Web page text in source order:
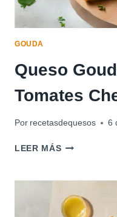
GOUDA
Queso
Tomates
Por recetasdequesos 6
LEER MÁSQUESO
CON
TOMATES